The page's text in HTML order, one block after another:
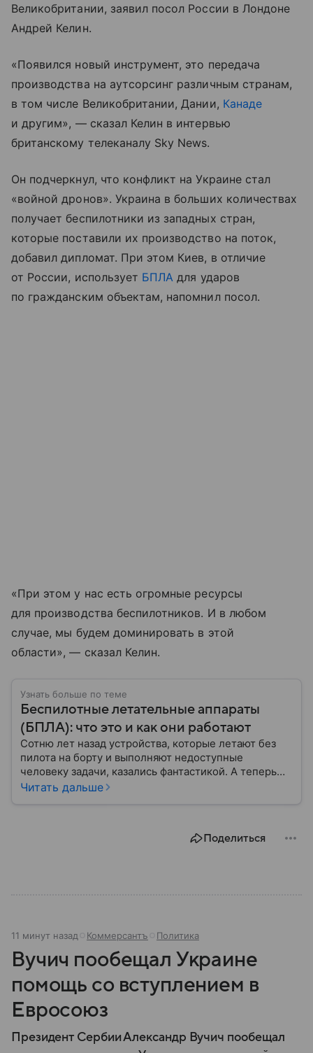
Великобритании, заявил посол России в Лондоне
Андрей Келин.
«Появился новый инструмент, это передача
производства на аутсорсинг различным странам,
в том числе Великобритании, Дании, Канаде
и другим», — сказал Келин в интервью
британскому телеканалу Sky News.
Он подчеркнул, что конфликт на Украине стал
«войной дронов». Украина в больших количествах
получает беспилотники из западных стран,
которые поставили их производство на поток,
добавил дипломат. При этом Киев, в отличие
от России, использует БПЛА для ударов
по гражданским объектам, напомнил посол.
«При этом у нас есть огромные ресурсы
для производства беспилотников. И в любом
случае, мы будем доминировать в этой
области», — сказал Келин.
Узнать больше по теме
Беспилотные летательные аппараты
(БПЛА): что это и как они работают
Сотню лет назад устройства, которые летают без
пилота на борту и выполняют недоступные
человеку задачи, казались фантастикой. А теперь
они стали реальностью: собрали главное о
Читать дальше
Поделиться
11 минут назад Коммерсантъ Политика
Вучич пообещал Украине
помощь со вступлением в
Евросоюз
Президент Сербии Александр Вучич пообещал